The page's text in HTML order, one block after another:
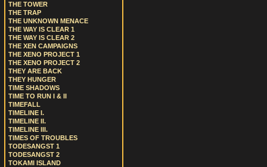
THE TOWER
THE TRAP
THE UNKNOWN MENACE
THE WAY IS CLEAR 1
THE WAY IS CLEAR 2
THE XEN CAMPAIGNS
THE XENO PROJECT 1
THE XENO PROJECT 2
THEY ARE BACK
THEY HUNGER
TIME SHADOWS
TIME TO RUN I & II
TIMEFALL
TIMELINE I.
TIMELINE II.
TIMELINE III.
TIMES OF TROUBLES
TODESANGST 1
TODESANGST 2
TOKAMI ISLAND